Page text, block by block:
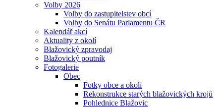
Volby 2026
Volby do zastupitelstev obcí
Volby do Senátu Parlamentu ČR
Kalendář akcí
Aktuality z okolí
Blažovický zpravodaj
Blažovický poutník
Fotogalerie
Obec
Fotky obce a okolí
Rekonstrukce starých blažovických krojů
Pohlednice Blažovic